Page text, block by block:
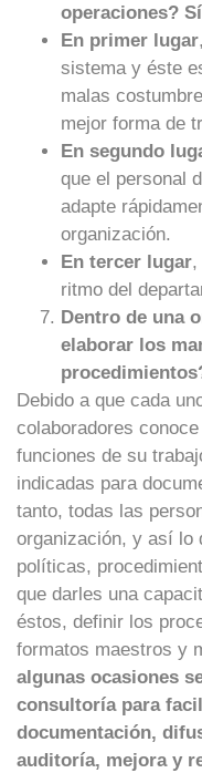
operaciones?
En primer lugar
sistema y éste
malas
mejor forma de
En segundo
que el personal
adapte
organización.
En tercer lugar,
ritmo del
Dentro de una
elaborar los
Debido a que cada
colaboradores
funciones de su
indicadas para
tanto, todas las
organización, y así lo
políticas,
que darles una
éstos, definir los
formatos maestros y
algunas ocasiones
consultoría para
documentación,
auditoría, mejora y